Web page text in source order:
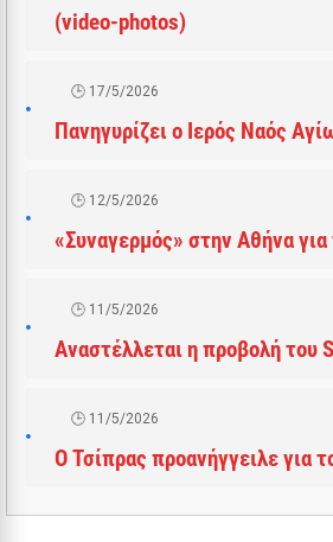
(video-photos)
17/5/2026
Πανηγυρίζει ο Ιερός Ναός
12/5/2026
«Συναγερμός» στην Αθήνα
11/5/2026
Αναστέλλεται η προβολή του
11/5/2026
Ο Τσίπρας προανήγγειλε για